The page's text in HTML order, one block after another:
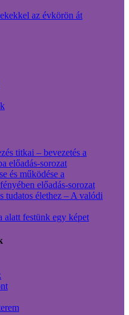
az évkörön át
titkai – bevezetés a
előadás-sorozat
és működése a
előadás-sorozat
tudatos élethez – A valódi
alatt festünk egy képet